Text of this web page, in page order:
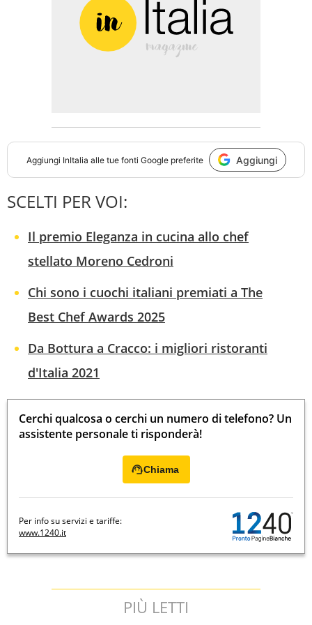
Aggiungi InItalia alle tue fonti Google preferite Aggiungi
SCELTI PER VOI:
Il premio Eleganza in cucina allo chef
stellato Moreno Cedroni
Chi sono i cuochi italiani premiati a The
Best Chef Awards 2025
Da Bottura a Cracco: i migliori ristoranti
d'Italia 2021
Cerchi qualcosa o cerchi un numero di telefono? Un
assistente personale ti risponderà!
Chiama
Per info su servizi e tariffe:
www.1240.it
PIÙ LETTI